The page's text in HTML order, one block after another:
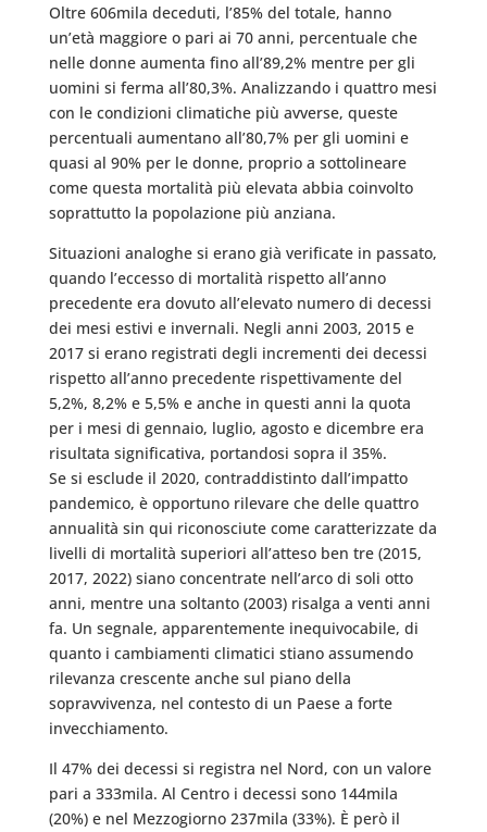
Oltre 606mila deceduti, l’85% del totale, hanno
un’età maggiore o pari ai 70 anni, percentuale che
nelle donne aumenta fino all’89,2% mentre per gli
uomini si ferma all’80,3%. Analizzando i quattro mesi
con le condizioni climatiche più avverse, queste
percentuali aumentano all’80,7% per gli uomini e
quasi al 90% per le donne, proprio a sottolineare
come questa mortalità più elevata abbia coinvolto
soprattutto la popolazione più anziana.
Situazioni analoghe si erano già verificate in passato,
quando l’eccesso di mortalità rispetto all’anno
precedente era dovuto all’elevato numero di decessi
dei mesi estivi e invernali. Negli anni 2003, 2015 e
2017 si erano registrati degli incrementi dei decessi
rispetto all’anno precedente rispettivamente del
5,2%, 8,2% e 5,5% e anche in questi anni la quota
per i mesi di gennaio, luglio, agosto e dicembre era
risultata significativa, portandosi sopra il 35%.
Se si esclude il 2020, contraddistinto dall’impatto
pandemico, è opportuno rilevare che delle quattro
annualità sin qui riconosciute come caratterizzate da
livelli di mortalità superiori all’atteso ben tre (2015,
2017, 2022) siano concentrate nell’arco di soli otto
anni, mentre una soltanto (2003) risalga a venti anni
fa. Un segnale, apparentemente inequivocabile, di
quanto i cambiamenti climatici stiano assumendo
rilevanza crescente anche sul piano della
sopravvivenza, nel contesto di un Paese a forte
invecchiamento.
Il 47% dei decessi si registra nel Nord, con un valore
pari a 333mila. Al Centro i decessi sono 144mila
(20%) e nel Mezzogiorno 237mila (33%). È però il